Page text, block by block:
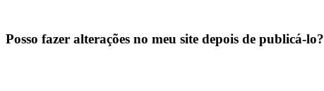
Posso fazer alterações no meu site depois de publicá-lo?